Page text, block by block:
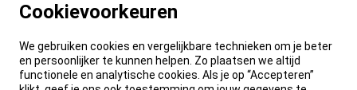
Cookievoorkeuren
We gebruiken cookies en vergelijkbare technieken om je beter
en persoonlijker te kunnen helpen. Zo plaatsen we altijd
functionele en analytische cookies. Als je op “Accepteren”